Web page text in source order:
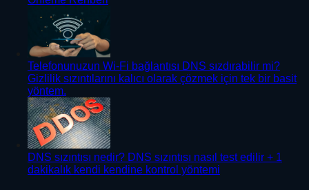
Telefonunuzun Wi-Fi bağlantısı DNS sızdırabilir mi?
Gizlilik sızıntılarını kalıcı olarak çözmek için tek bir basit
yöntem.
DNS sızıntısı nedir? DNS sızıntısı nasıl test edilir + 1
dakikalık kendi kendine kontrol yöntemi